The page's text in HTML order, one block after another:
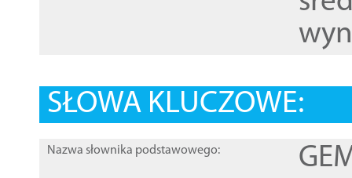
SŁOWA KLUCZOWE:
Nazwa słownika podstawowego: